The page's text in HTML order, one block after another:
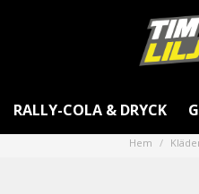
RALLY-COLA & DRYCK
Hem